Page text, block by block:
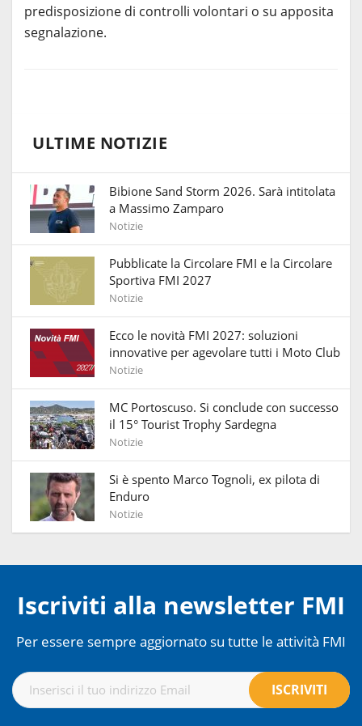
predisposizione di controlli volontari o su apposita
segnalazione.
ULTIME NOTIZIE
Bibione Sand Storm 2026. Sarà intitolata
a Massimo Zamparo
Notizie
Pubblicate la Circolare FMI e la Circolare
Sportiva FMI 2027
Notizie
Ecco le novità FMI 2027: soluzioni
innovative per agevolare tutti i Moto Club
Notizie
MC Portoscuso. Si conclude con successo
il 15° Tourist Trophy Sardegna
Notizie
Si è spento Marco Tognoli, ex pilota di
Enduro
Notizie
Iscriviti alla newsletter FMI
Per essere sempre aggiornato su tutte le attività FMI